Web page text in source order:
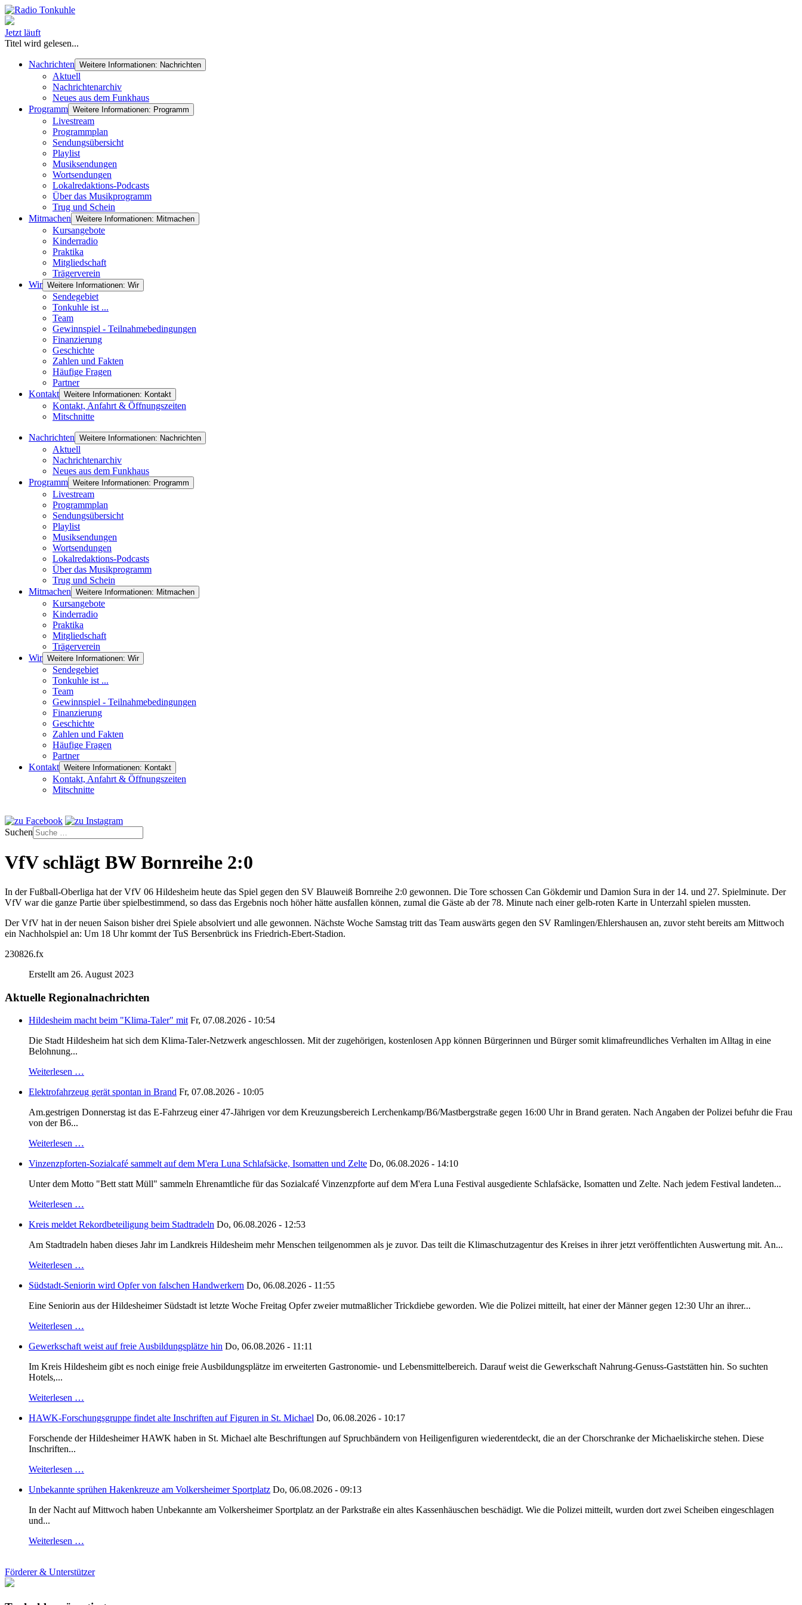
Jetzt läuft
Titel wird gelesen...
Nachrichten Weitere Informationen: Nachrichten
Aktuell
Nachrichtenarchiv
Neues aus dem Funkhaus
Programm Weitere Informationen: Programm
Livestream
Programmplan
Sendungsübersicht
Playlist
Musiksendungen
Wortsendungen
Lokalredaktions-Podcasts
Über das Musikprogramm
Trug und Schein
Mitmachen Weitere Informationen: Mitmachen
Kursangebote
Kinderradio
Praktika
Mitgliedschaft
Trägerverein
Wir Weitere Informationen: Wir
Sendegebiet
Tonkuhle ist ...
Team
Gewinnspiel - Teilnahmebedingungen
Finanzierung
Geschichte
Zahlen und Fakten
Häufige Fragen
Partner
Kontakt Weitere Informationen: Kontakt
Kontakt, Anfahrt & Öffnungszeiten
Mitschnitte
Nachrichten Weitere Informationen: Nachrichten
Aktuell
Nachrichtenarchiv
Neues aus dem Funkhaus
Programm Weitere Informationen: Programm
Livestream
Programmplan
Sendungsübersicht
Playlist
Musiksendungen
Wortsendungen
Lokalredaktions-Podcasts
Über das Musikprogramm
Trug und Schein
Mitmachen Weitere Informationen: Mitmachen
Kursangebote
Kinderradio
Praktika
Mitgliedschaft
Trägerverein
Wir Weitere Informationen: Wir
Sendegebiet
Tonkuhle ist ...
Team
Gewinnspiel - Teilnahmebedingungen
Finanzierung
Geschichte
Zahlen und Fakten
Häufige Fragen
Partner
Kontakt Weitere Informationen: Kontakt
Kontakt, Anfahrt & Öffnungszeiten
Mitschnitte
Suchen
VfV schlägt BW Bornreihe 2:0
In der Fußball-Oberliga hat der VfV 06 Hildesheim heute das Spiel gegen den SV Blauweiß Bornreihe 2:0 gewonnen. Die Tore schossen Can Gökdemir und Damion Sura in der 14. und 27. Spielminute. Der
VfV war die ganze Partie über spielbestimmend, so dass das Ergebnis noch höher hätte ausfallen können, zumal die Gäste ab der 78. Minute nach einer gelb-roten Karte in Unterzahl spielen mussten.
Der VfV hat in der neuen Saison bisher drei Spiele absolviert und alle gewonnen. Nächste Woche Samstag tritt das Team auswärts gegen den SV Ramlingen/Ehlershausen an, zuvor steht bereits am Mittwoch
ein Nachholspiel an: Um 18 Uhr kommt der TuS Bersenbrück ins Friedrich-Ebert-Stadion.
230826.fx
Erstellt am 26. August 2023
Aktuelle Regionalnachrichten
Hildesheim macht beim "Klima-Taler" mit Fr, 07.08.2026 - 10:54
Die Stadt Hildesheim hat sich dem Klima-Taler-Netzwerk angeschlossen. Mit der zugehörigen, kostenlosen App können Bürgerinnen und Bürger somit klimafreundliches Verhalten im Alltag in eine
Belohnung...
Weiterlesen …
Elektrofahrzeug gerät spontan in Brand Fr, 07.08.2026 - 10:05
Am.gestrigen Donnerstag ist das E-Fahrzeug einer 47-Jährigen vor dem Kreuzungsbereich Lerchenkamp/B6/Mastbergstraße gegen 16:00 Uhr in Brand geraten. Nach Angaben der Polizei befuhr die Frau
von der B6...
Weiterlesen …
Vinzenzpforten-Sozialcafé sammelt auf dem M'era Luna Schlafsäcke, Isomatten und Zelte Do, 06.08.2026 - 14:10
Unter dem Motto "Bett statt Müll" sammeln Ehrenamtliche für das Sozialcafé Vinzenzpforte auf dem M'era Luna Festival ausgediente Schlafsäcke, Isomatten und Zelte. Nach jedem Festival landeten...
Weiterlesen …
Kreis meldet Rekordbeteiligung beim Stadtradeln Do, 06.08.2026 - 12:53
Am Stadtradeln haben dieses Jahr im Landkreis Hildesheim mehr Menschen teilgenommen als je zuvor. Das teilt die Klimaschutzagentur des Kreises in ihrer jetzt veröffentlichten Auswertung mit. An...
Weiterlesen …
Südstadt-Seniorin wird Opfer von falschen Handwerkern Do, 06.08.2026 - 11:55
Eine Seniorin aus der Hildesheimer Südstadt ist letzte Woche Freitag Opfer zweier mutmaßlicher Trickdiebe geworden. Wie die Polizei mitteilt, hat einer der Männer gegen 12:30 Uhr an ihrer...
Weiterlesen …
Gewerkschaft weist auf freie Ausbildungsplätze hin Do, 06.08.2026 - 11:11
Im Kreis Hildesheim gibt es noch einige freie Ausbildungsplätze im erweiterten Gastronomie- und Lebensmittelbereich. Darauf weist die Gewerkschaft Nahrung-Genuss-Gaststätten hin. So suchten
Hotels,...
Weiterlesen …
HAWK-Forschungsgruppe findet alte Inschriften auf Figuren in St. Michael Do, 06.08.2026 - 10:17
Forschende der Hildesheimer HAWK haben in St. Michael alte Beschriftungen auf Spruchbändern von Heiligenfiguren wiederentdeckt, die an der Chorschranke der Michaeliskirche stehen. Diese
Inschriften...
Weiterlesen …
Unbekannte sprühen Hakenkreuze am Volkersheimer Sportplatz Do, 06.08.2026 - 09:13
In der Nacht auf Mittwoch haben Unbekannte am Volkersheimer Sportplatz an der Parkstraße ein altes Kassenhäuschen beschädigt. Wie die Polizei mitteilt, wurden dort zwei Scheiben eingeschlagen
und...
Weiterlesen …
Förderer & Unterstützer